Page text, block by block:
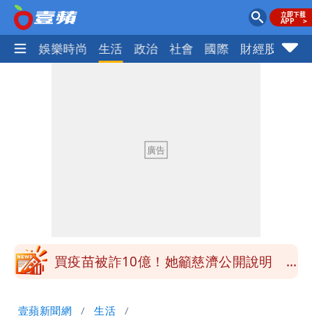
熱門 娛樂時尚 生活 政治 社會 國際 財經股市
勝：時間久看出睿智
白海豚今下午2點半發海警！陸警機率最
最快今晚移送北檢複訊
買疫苗被詐10億！她籲慈濟公開說明
壹蘋新聞網 生活